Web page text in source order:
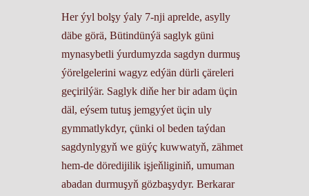
Her ýyl bolşy ýaly 7-nji aprelde, asylly
däbe görä, Bütindünýä saglyk güni
mynasybetli ýurdumyzda sagdyn durmuş
ýörelgelerini wagyz edýän dürli çäreleri
geçirilýär. Saglyk diňe her bir adam üçin
däl, eýsem tutuş jemgyýet üçin uly
gymmatlykdyr, çünki ol beden taýdan
sagdynlygyň we güýç kuwwatyň, zähmet
hem-de döredijilik işjeňliginiň, umuman
abadan durmuşyň gözbaşydyr. Berkarar